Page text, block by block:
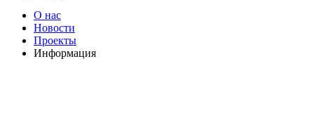
О нас
Новости
Проекты
Информация